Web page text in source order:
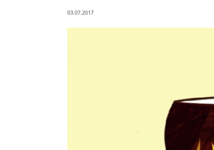
03.07.2017